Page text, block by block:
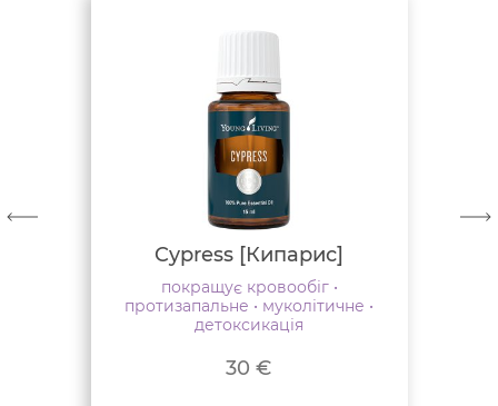
Cypress [Кипарис]
покращує кровообіг •
протизапальне • муколітичне •
детоксикація
30 €